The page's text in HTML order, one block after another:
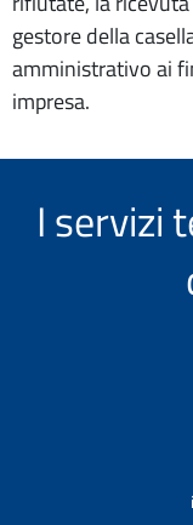
gestore della
amministrativo ai
impresa.
I servizi